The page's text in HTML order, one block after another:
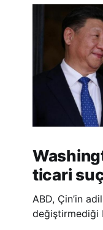
ticari
ABD, Çin’in
değiştirmediği